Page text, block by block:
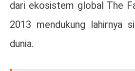
dari ekosistem global The
2013 mendukung lahirnya
dunia.